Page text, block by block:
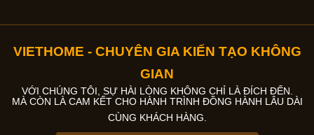
VIETHOME - CHUYÊN GIA KIẾN TẠO KHÔNG
GIAN
VỚI CHÚNG TÔI, SỰ HÀI LÒNG KHÔNG CHỈ LÀ ĐÍCH ĐẾN.
MÀ CÒN LÀ CAM KẾT CHO HÀNH TRÌNH ĐỒNG HÀNH LÂU DÀI
CÙNG KHÁCH HÀNG.